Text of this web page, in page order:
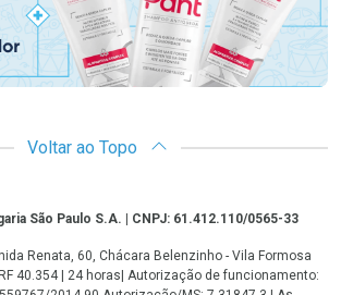
Voltar ao Topo
São Paulo S.A. | CNPJ: 61.412.110/0565-33
Renata, 60, Chácara Belenzinho - Vila Formosa
40.354 | 24 horas| Autorização de funcionamento: